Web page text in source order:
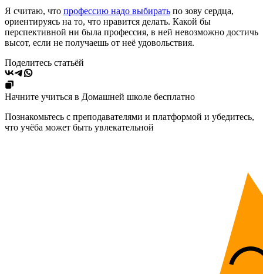
Я считаю, что профессию надо выбирать по зову сердца,
ориентируясь на то, что нравится делать. Какой бы
перспективной ни была профессия, в ней невозможно достичь
высот, если не получаешь от неё удовольствия.
Поделитесь статьёй
Начните учиться в Домашней школе бесплатно
Познакомьтесь с преподавателями и платформой и убедитесь,
что учёба может быть увлекательной